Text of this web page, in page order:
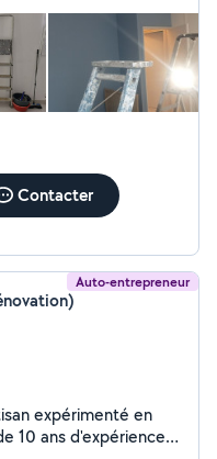
Contacter
Auto-entrepreneur
10 ans d'expérience,